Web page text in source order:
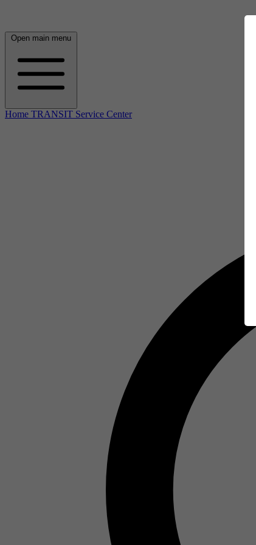
Open main menu
Home TRANSIT Service Center